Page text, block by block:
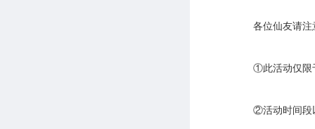
各位仙友请注
①此活动仅限
②活动时间段